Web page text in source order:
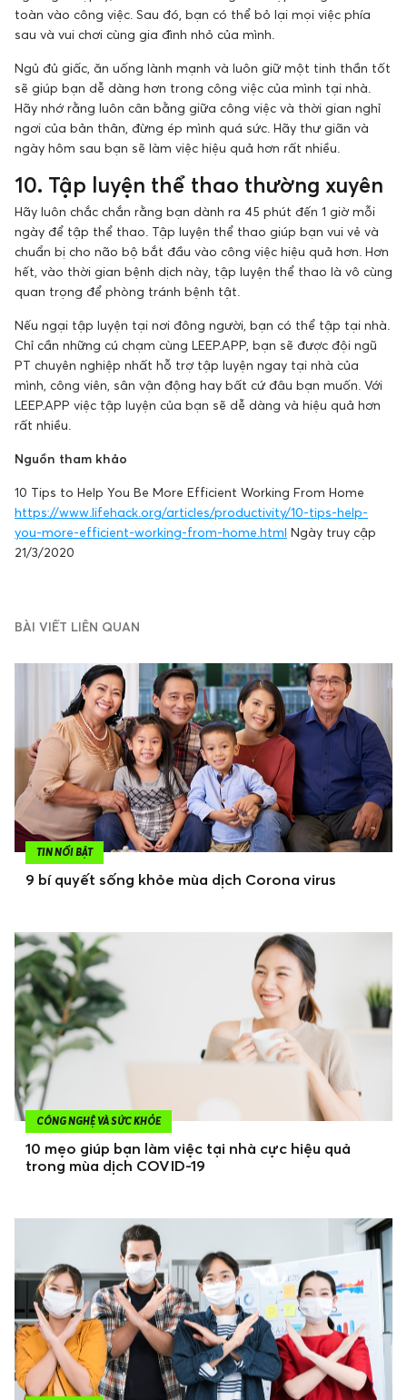
toàn vào công việc. Sau đó, bạn có thể bỏ lại mọi việc phía
sau và vui chơi cùng gia đình nhỏ của mình.
Ngủ đủ giấc, ăn uống lành mạnh và luôn giữ một tinh thần tốt
sẽ giúp bạn dễ dàng hơn trong công việc của mình tại nhà.
Hãy nhớ rằng luôn cân bằng giữa công việc và thời gian nghỉ
ngơi của bản thân, đừng ép mình quá sức. Hãy thư giãn và
ngày hôm sau bạn sẽ làm việc hiệu quả hơn rất nhiều.
10. Tập luyện thể thao thường xuyên
Hãy luôn chắc chắn rằng bạn dành ra 45 phút đến 1 giờ mỗi
ngày để tập thể thao. Tập luyện thể thao giúp bạn vui vẻ và
chuẩn bị cho não bộ bắt đầu vào công việc hiệu quả hơn. Hơn
hết, vào thời gian bệnh dịch này, tập luyện thể thao là vô cùng
quan trọng để phòng tránh bệnh tật.
Nếu ngại tập luyện tại nơi đông người, bạn có thể tập tại nhà.
Chỉ cần những cú chạm cùng LEEP.APP, bạn sẽ được đội ngũ
PT chuyên nghiệp nhất hỗ trợ tập luyện ngay tại nhà của
mình, công viên, sân vận động hay bất cứ đâu bạn muốn. Với
LEEP.APP việc tập luyện của bạn sẽ dễ dàng và hiệu quả hơn
rất nhiều.
Nguồn tham khảo
10 Tips to Help You Be More Efficient Working From Home
https://www.lifehack.org/articles/productivity/10-tips-help-
you-more-efficient-working-from-home.html Ngày truy cập
21/3/2020
BÀI VIẾT LIÊN QUAN
TIN NỔI BẬT
9 bí quyết sống khỏe mùa dịch Corona virus
CÔNG NGHỆ VÀ SỨC KHỎE
10 mẹo giúp bạn làm việc tại nhà cực hiệu quả
trong mùa dịch COVID-19